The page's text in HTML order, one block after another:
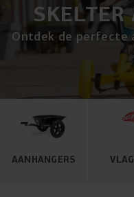
SKELTER
Ontdek de perfecte
AANHANGERS